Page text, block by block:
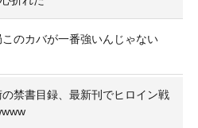
このカバが一番強いんじゃない
の禁書目録、最新刊でヒロイン戦